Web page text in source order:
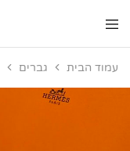
נט
מותגי
מותגי
עמוד הבית גברים